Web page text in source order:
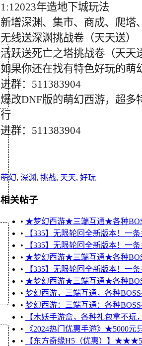
1:12023年造地下城玩法
新增深渊、集市、商成、爬塔
无线送深渊挑战卷（天天送）
活跃送死亡之塔挑战卷（天天
如果你还在找有特色好玩的萌
进群： 511383904
爆改DNF版的萌幻西游，超多
行
进群： 511383904
萌幻, 深渊, 挑战, 天天, 好玩
相关帖子
• ★梦幻西游★三端互通★各种
•
【335】无限轮回全新版本！一
•
【335】无限轮回全新版本！一
• ★梦幻西游★三端互通★各种
•
【335】无限轮回全新版本！一
• ★梦幻西游★三端互通★各种
• 梦幻西游，三端互通，各种
• 梦幻西游：三端互通：各种
•
【木妖手游盒，各种礼包拿不
•
《2024热门优惠手游》★5000
•
【东方奇缘H5（优惠）】